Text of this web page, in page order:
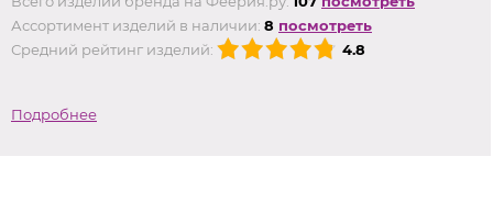
Ассортимент изделий в наличии: 8 посмотреть
Средний рейтинг изделий:
4.8
Подробнее